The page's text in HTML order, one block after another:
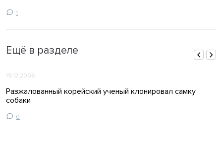
1
Ещё в разделе
19.12.2006
Разжалованный корейский ученый клонировал самку
собаки
0